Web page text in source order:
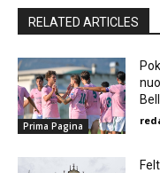
RELATED ARTICLES
Prima Pagina